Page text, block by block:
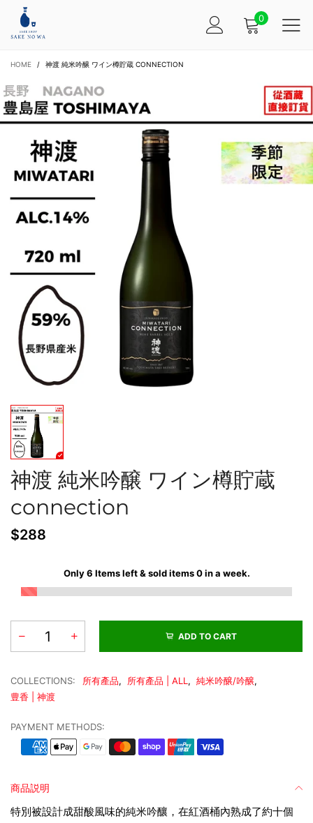
0
HOME / 神渡 純米吟醸 ワイン樽貯蔵 CONNECTION
神渡 純米吟醸 ワイン樽貯蔵
connection
$288
Only6 Items left & sold items0in a week.
ADD TO CART
COLLECTIONS: 所有產品, 所有產品 | ALL , 純米吟醸/吟醸,
豊香 | 神渡
PAYMENT METHODS:
商品説明
特別被設計成甜酸風味的純米吟釀，在紅酒桶內熟成了約十個